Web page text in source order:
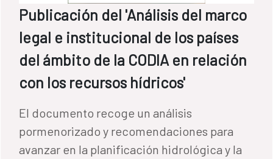
Publicación del 'Análisis del marco
legal e institucional de los países
del ámbito de la CODIA en relación
con los recursos hídricos'
El documento recoge un análisis
pormenorizado y recomendaciones para
avanzar en la planificación hidrológica y la